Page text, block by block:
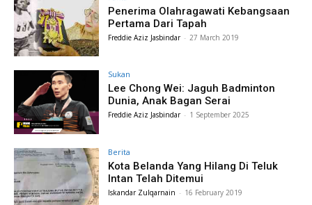
Penerima Olahragawati Kebangsaan
Pertama Dari Tapah
Freddie Aziz Jasbindar - 27 March 2019
Sukan
Lee Chong Wei: Jaguh Badminton
Dunia, Anak Bagan Serai
Freddie Aziz Jasbindar - 1 September 2025
Berita
Kota Belanda Yang Hilang Di Teluk
Intan Telah Ditemui
Iskandar Zulqarnain - 16 February 2019